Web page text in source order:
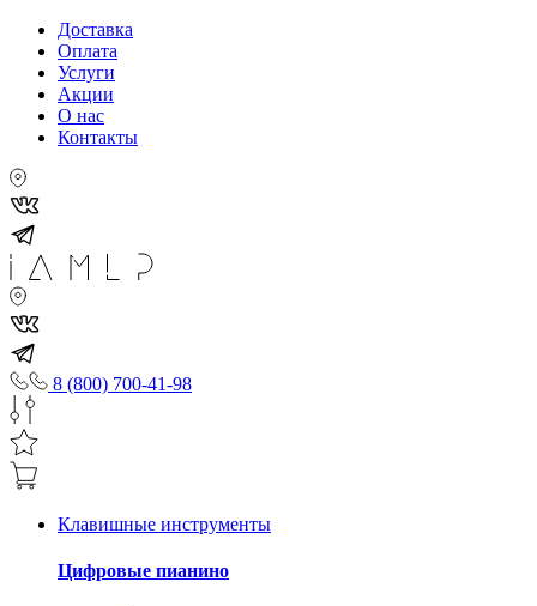
Доставка
Оплата
Услуги
Акции
О нас
Контакты
8 (800) 700-41-98
Клавишные инструменты
Цифровые пианино